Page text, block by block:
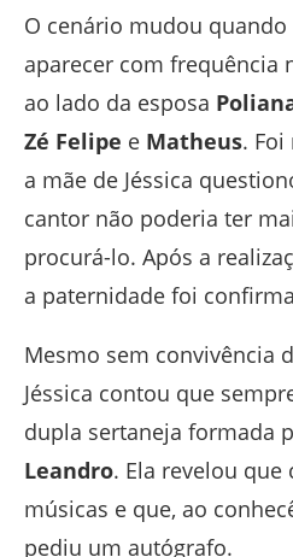
O cenário mudou
aparecer com frequência
ao lado da esposa
Zé Felipe e Matheus.
a mãe de Jéssica
cantor não poderia ter
procurá-lo. Após a
a paternidade foi
Mesmo sem convivência
Jéssica contou que
dupla sertaneja formada
Leandro. Ela revelou que
músicas e que, ao
pediu um autógrafo.